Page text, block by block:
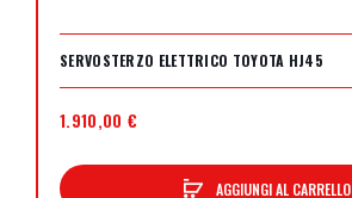
SERVOSTERZO ELETTRICO TOYOTA HJ45
1.910,00 €
AGGIUNGI AL CARRELLO